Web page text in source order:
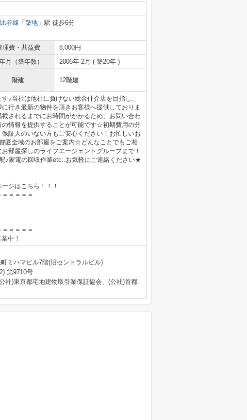
谷線 「 築地 」駅 徒歩6分
理費・共益費
8,000円
月（築年数） 2006年 2月 ( 築20年 )
階建 12階建
♪当社は他社に負けない総合仲介店を目指し、
行き最新の物件を頂きお客様へ提供しておりま
されるまでにお時間がかかるため、お問い合わ
情報を提供することが可能です☆初期費用の分
証人のいない方もご安心ください！お忙しいお
圏全域のお部屋をご案内☆どんなことでもご相
部屋探しのライフエージェントグループまで！
♪家電の回収作業etc..お気軽にご連絡ください★
ジはこちら！！！
＝＝＝＝
＝＝＝＝
中！
ミハマビル7階(旧セントラルビル)
第9710号
社)東京都宅地建物取引業保証協会、(公社)首都